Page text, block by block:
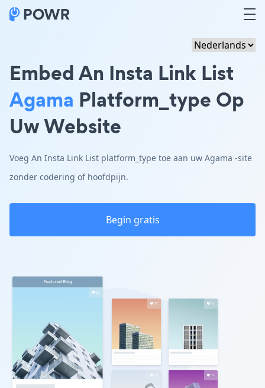
Embed An Insta Link List
Agama Platform_type Op
Uw Website
Voeg An Insta Link List platform_type toe aan uw Agama -site
zonder codering of hoofdpijn.
Begin gratis